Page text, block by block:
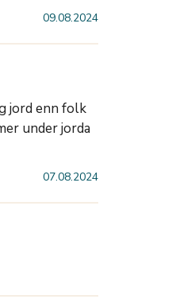
09.08.2024
jord enn folk
under jorda
07.08.2024